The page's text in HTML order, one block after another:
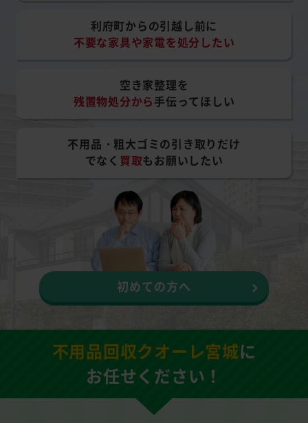
利府町からの引越し前に
不要な家具や家電を処分したい
空き家整理を
残置物処分から手伝ってほしい
不用品・粗大ゴミの引き取りだけ
でなく 買取もお願いしたい
初めての方へ
不用品回収クオーレ宮城に
お任せください！